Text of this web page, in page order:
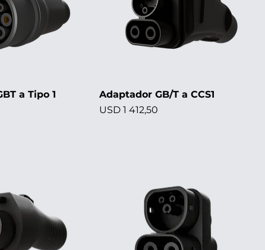
a Tipo 1
Adaptador GB/T a CCS1
Precio
USD 1 412,50